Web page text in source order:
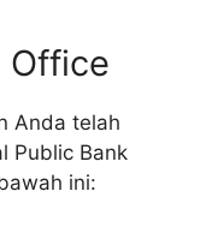
Office
Anda telah
Public Bank
ini: